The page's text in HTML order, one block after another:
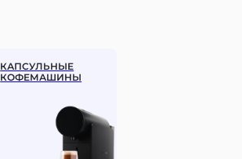
КАПСУЛЬНЫЕ
КОФЕМАШИНЫ